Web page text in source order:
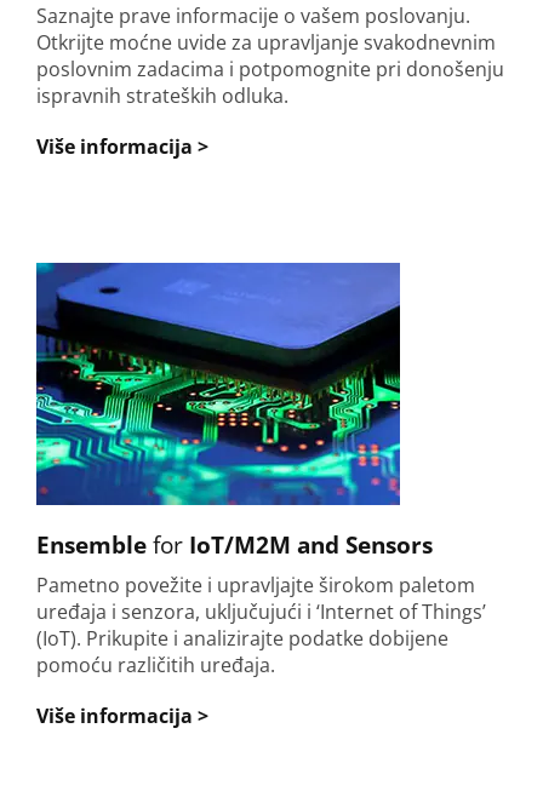
Saznajte prave informacije o vašem poslovanju.
Otkrijte moćne uvide za upravljanje svakodnevnim
poslovnim zadacima i potpomognite pri donošenju
ispravnih strateških odluka.
Više informacija >
Ensemblefor IoT/M2M and Sensors
Pametno povežite i upravljajte širokom paletom
uređaja i senzora, uključujući i ‘Internet of Things’
(IoT). Prikupite i analizirajte podatke dobijene
pomoću različitih uređaja.
Više informacija >